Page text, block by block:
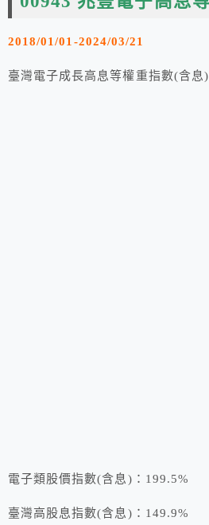
2018/01/01-2024/03/21
臺灣電子成長高息等權重指數(含息
電子類股價指數(含息)：199.5%
臺灣高股息指數(含息)：149.9%